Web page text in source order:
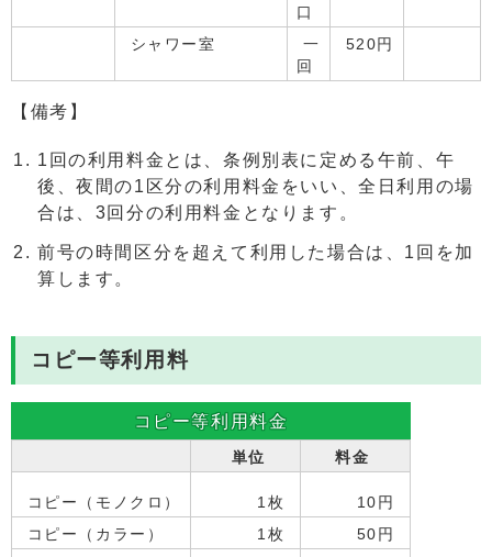
口
シャワー室
一
回
520円
【備考】
1回の利用料金とは、条例別表に定める午前、午
後、夜間の1区分の利用料金をいい、全日利用の場
合は、3回分の利用料金となります。
前号の時間区分を超えて利用した場合は、1回を加
算します。
コピー等利用料
コピー等利用料金
単位 料金
コピー（モノクロ） 1枚
10円
コピー（カラー）
1枚
50円